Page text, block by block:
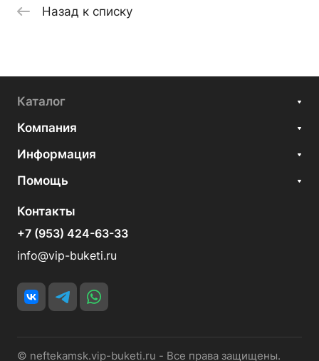
Назад к списку
Каталог
Компания
Информация
Помощь
Контакты
+7 (953) 424-63-33
info@vip-buketi.ru
© neftekamsk.vip-buketi.ru - Все права защищены.